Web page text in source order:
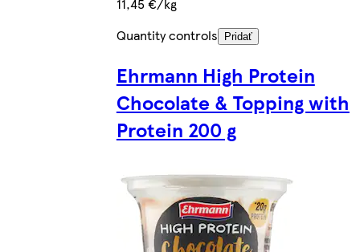
11,45 €/kg
Quantity controls
Pridať
Ehrmann High Protein
Chocolate & Topping with
Protein 200 g